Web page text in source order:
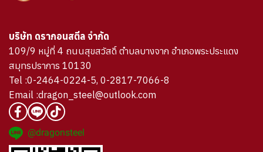
บริษัท ดรากอนสตีล จำกัด
109/9 หมู่ที่ 4 ถนนสุขสวัสดิ์ ตำบลบางจาก อำเภอพระประแดง
สมุทรปราการ 10130
Tel :0-2464-0224-5, 0-2817-7066-8
Email :dragon_steel@outlook.com
@dragonsteel